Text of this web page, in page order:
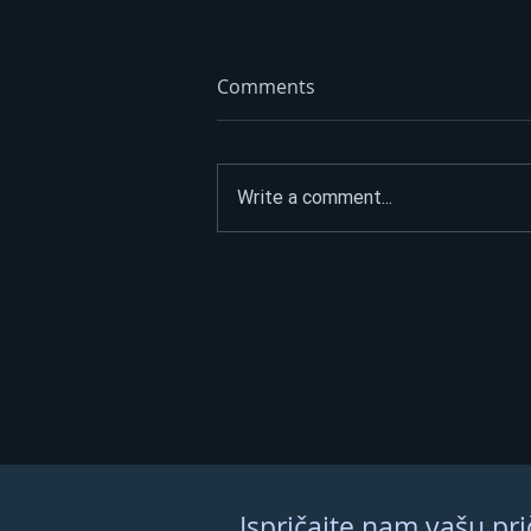
Comments
Write a comment...